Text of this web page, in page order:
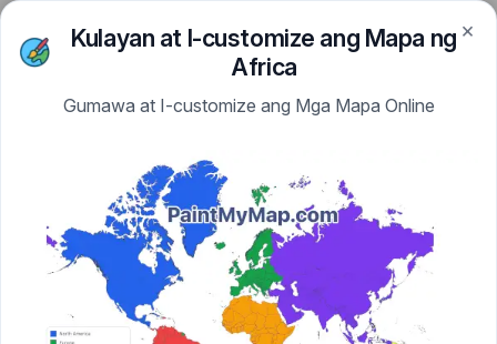
Skip to content
PaintMyMap ×
Kulayan at I-customize ang Mapa ng
Africa
Gumawa at I-customize ang Mga Mapa Online